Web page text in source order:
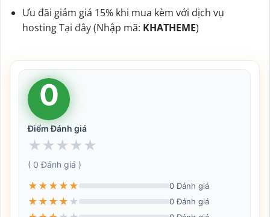
Ưu đãi giảm giá 15% khi mua kèm với dịch vụ
hostingTại đây(Nhập mã: KHATHEME)
0
Điểm Đánh giá
★ ★ ★ ★ ★
( 0 Đánh giá )
★ ★ ★ ★ ★ 0 Đánh giá
★ ★ ★ ★ ★ 0 Đánh giá